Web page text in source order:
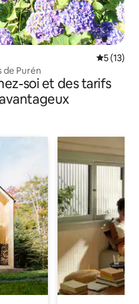
5 (13)
de Purén
soi et des tarifs